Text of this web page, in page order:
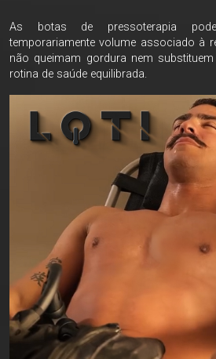
As botas de pressoterapia
temporariamente volume associado à
não queimam gordura nem
rotina de saúde equilibrada.